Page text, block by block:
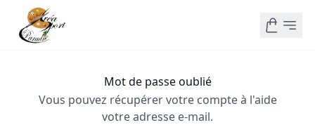
Mot de passe oublié
Vous pouvez récupérer votre compte à l'aide
votre adresse e-mail.